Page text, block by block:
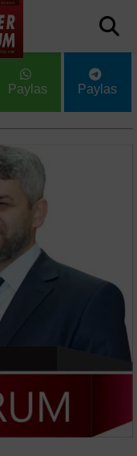
Paylas Paylas